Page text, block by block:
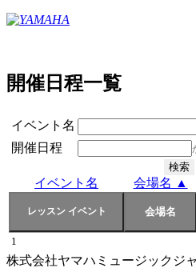
開催日程一覧
イベント名
開催日程
イベント名 会場名 ▲
1
株式会社ヤマハミュージックジ